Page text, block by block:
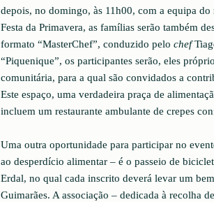
depois, no domingo, às 11h00, com a equipa
Festa da Primavera, as famílias serão também
formato “MasterChef”, conduzido pelo chef
“Piquenique”, os participantes serão, eles
comunitária, para a qual são convidados a
Este espaço, uma verdadeira praça de
incluem um restaurante ambulante de crepes
Uma outra oportunidade para participar no
ao desperdício alimentar – é o passeio de
Erdal, no qual cada inscrito deverá levar um
Guimarães. A associação – dedicada à recolha